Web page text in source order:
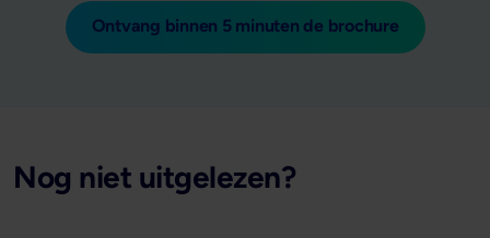
Ontvang binnen 5 minuten de brochure
Nog niet uitgelezen?